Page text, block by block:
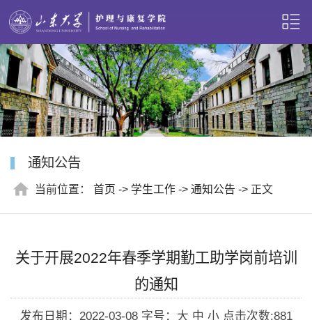
通知公告
当前位置： 首页 -> 学生工作 -> 通知公告 -> 正文
关于开展2022年春季学期勤工助学岗前培训
的通知
发布日期：2022-03-08 字号：大 中 小 点击次数:881